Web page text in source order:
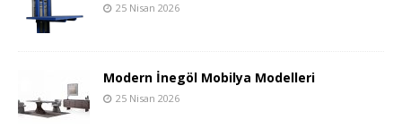
25 Nisan 2026
Modern İnegöl Mobilya Modelleri
25 Nisan 2026